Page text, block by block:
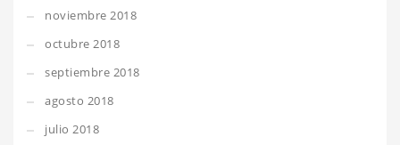
noviembre 2018
octubre 2018
septiembre 2018
agosto 2018
julio 2018